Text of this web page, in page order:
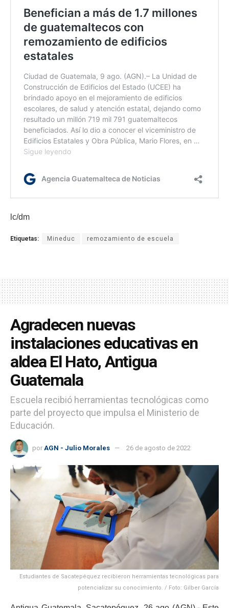
lc/dm
Etiquetas: Mineduc remozamiento de escuela
Agradecen nuevas
instalaciones educativas en
aldea El Hato, Antigua
Guatemala
Escuela recibió herramientas tecnológicas como
parte del proyecto que impulsa el Ministerio de
Educación.
por AGN - Julio Morales 26 de agosto de 2022
Estudiantes de Sacatepéquez recibieron herramientas tecnológicas para
potencializar su conocimiento. / Foto: Gilber García